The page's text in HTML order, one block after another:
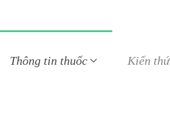
Thông tin thuốc Kiến